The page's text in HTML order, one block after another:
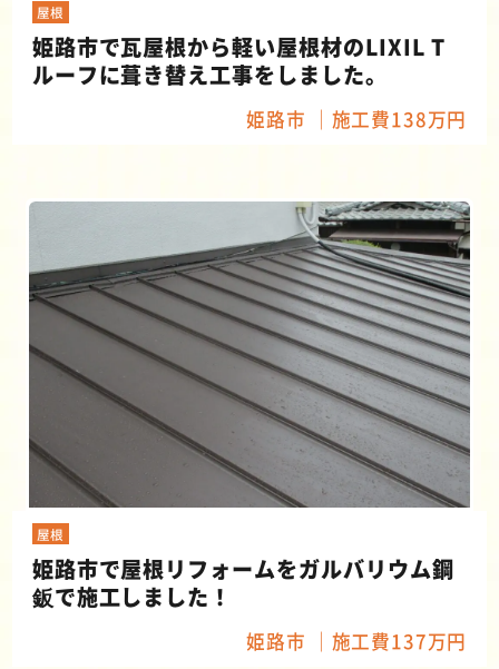
屋根
姫路市で瓦屋根から軽い屋根材のLIXIL T
ルーフに葺き替え工事をしました。
姫路市 施工費138万円
屋根
姫路市で屋根リフォームをガルバリウム鋼
鈑で施工しました！
姫路市 施工費137万円